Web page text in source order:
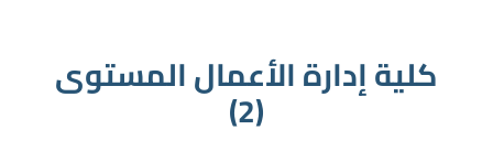
كلية إدارة الأعمال المستوى
(2)